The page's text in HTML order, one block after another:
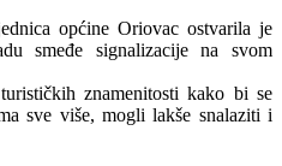
općine Oriovac ostvarila je
smeđe signalizacije na svom
znamenitosti kako bi se
sve više, mogli lakše snalaziti i